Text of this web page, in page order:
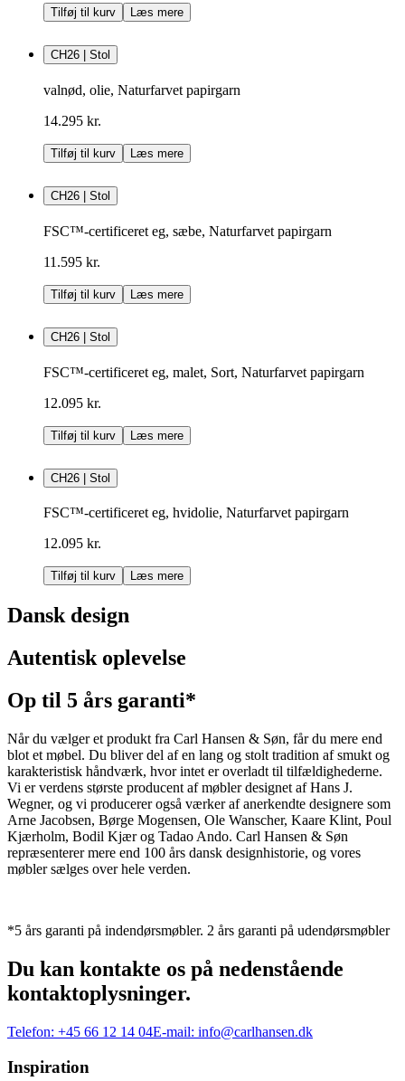
Tilføj til kurv Læs mere
CH26 | Stol
valnød, olie, Naturfarvet papirgarn
14.295 kr.
Tilføj til kurv Læs mere
CH26 | Stol
FSC™-certificeret eg, sæbe, Naturfarvet papirgarn
11.595 kr.
Tilføj til kurv Læs mere
CH26 | Stol
FSC™-certificeret eg, malet, Sort, Naturfarvet papirgarn
12.095 kr.
Tilføj til kurv Læs mere
CH26 | Stol
FSC™-certificeret eg, hvidolie, Naturfarvet papirgarn
12.095 kr.
Tilføj til kurv Læs mere
Dansk design
Autentisk oplevelse
Op til 5 års garanti*
Når du vælger et produkt fra Carl Hansen & Søn, får du mere end
blot et møbel. Du bliver del af en lang og stolt tradition af smukt og
karakteristisk håndværk, hvor intet er overladt til tilfældighederne.
Vi er verdens største producent af møbler designet af Hans J.
Wegner, og vi producerer også værker af anerkendte designere som
Arne Jacobsen, Børge Mogensen, Ole Wanscher, Kaare Klint, Poul
Kjærholm, Bodil Kjær og Tadao Ando. Carl Hansen & Søn
repræsenterer mere end 100 års dansk designhistorie, og vores
møbler sælges over hele verden.
*5 års garanti på indendørsmøbler. 2 års garanti på udendørsmøbler
Du kan kontakte os på nedenstående
kontaktoplysninger.
Telefon: +45 66 12 14 04E-mail: info@carlhansen.dk
Inspiration